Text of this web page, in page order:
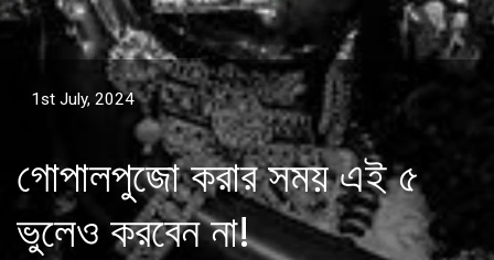
1st July, 2024
গোপালপুজো করার সময় এই ৫
ভুলেও করবেন না!